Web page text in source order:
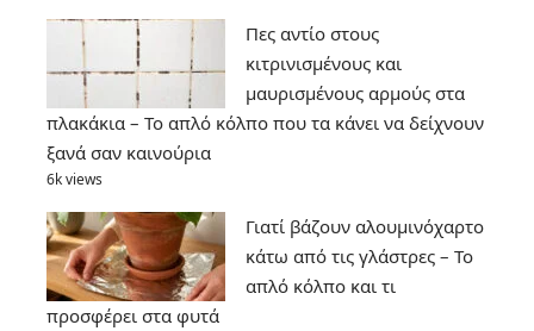
Πες αντίο στους
κιτρινισμένους και
μαυρισμένους αρμούς στα
πλακάκια – Το απλό κόλπο που τα κάνει να δείχνουν
ξανά σαν καινούρια
6k views
Γιατί βάζουν αλουμινόχαρτο
κάτω από τις γλάστρες – Το
απλό κόλπο και τι
προσφέρει στα φυτά